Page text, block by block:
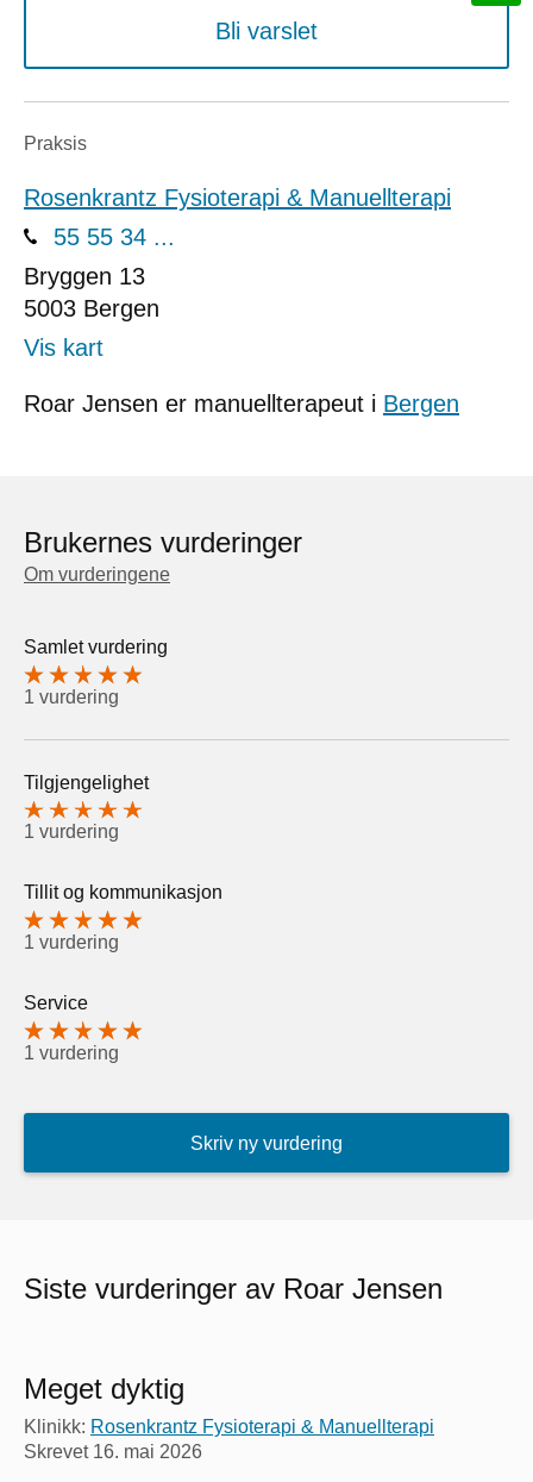
Bli varslet
Praksis
Rosenkrantz Fysioterapi & Manuellterapi
55 55 34 ...
Bryggen 13
5003 Bergen
Vis kart
Roar Jensen er manuellterapeut i Bergen
Brukernes vurderinger
Om vurderingene
Samlet vurdering
1 vurdering
Tilgjengelighet
1 vurdering
Tillit og kommunikasjon
1 vurdering
Service
1 vurdering
Skriv ny vurdering
Siste vurderinger av Roar Jensen
Meget dyktig
Klinikk: Rosenkrantz Fysioterapi & Manuellterapi
Skrevet 16. mai 2026